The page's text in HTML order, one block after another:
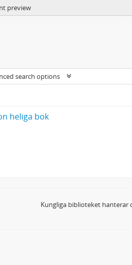
preview
search options
heliga bok
Kungliga biblioteket hanterar